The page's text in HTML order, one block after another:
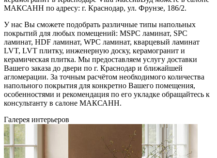
МАКСАНН по адресу: г. Краснодар, ул. Фрунзе, 186/2.
У нас Вы сможете подобрать различные типы напольных
покрытий для любых помещений: MSPC ламинат, SPC
ламинат, HDF ламинат, WPC ламинат, кварцевый ламинат
LVT, LVT плитку, инженерную доску, керамогранит и
керамическая плитка. Мы предоставляем услугу доставки
Вашего заказа до двери по г. Краснодар и ближайшей
агломерации. За точным расчётом необходимого количества
напольного покрытия для конкретно Вашего помещения,
особенностями и рекомендация по его укладке обращайтесь к
консультанту в салоне МАКСАНН.
Галерея интерьеров